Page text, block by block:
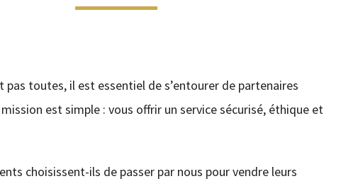
pas toutes, il est essentiel de s’entourer de partenaires
est simple : vous offrir un service sécurisé, éthique et
choisissent-ils de passer par nous pour vendre leurs